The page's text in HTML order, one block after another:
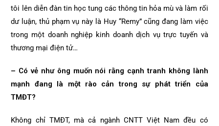
tôi lên diễn đàn tin học tung các thông tin hỏa mù và làm rối
dư luận, thủ phạm vụ này là Huy “Remy” cũng đang làm việc
trong một doanh nghiệp kinh doanh dịch vụ trực tuyến và
thương mại điện tử…
– Có vẻ như ông muốn nói rằng cạnh tranh không lành
mạnh đang là một rào cản trong sự phát triển của
TMĐT?
Không chỉ TMĐT, mà cả ngành CNTT Việt Nam đều có